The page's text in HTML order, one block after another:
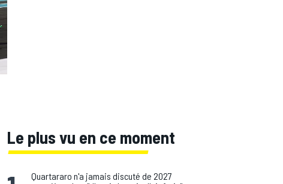
Le plus vu en ce moment
Quartararo n'a jamais discuté de 2027